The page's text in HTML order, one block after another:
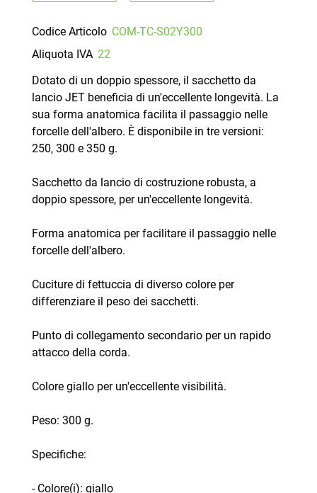
Codice Articolo COM-TC-S02Y300
Aliquota IVA 22
Dotato di un doppio spessore, il sacchetto da
lancio JET beneficia di un'eccellente longevità. La
sua forma anatomica facilita il passaggio nelle
forcelle dell'albero. È disponibile in tre versioni:
250, 300 e 350 g.
Sacchetto da lancio di costruzione robusta, a
doppio spessore, per un'eccellente longevità.
Forma anatomica per facilitare il passaggio nelle
forcelle dell'albero.
Cuciture di fettuccia di diverso colore per
differenziare il peso dei sacchetti.
Punto di collegamento secondario per un rapido
attacco della corda.
Colore giallo per un'eccellente visibilità.
Peso: 300 g.
Specifiche:
- Colore(i): giallo